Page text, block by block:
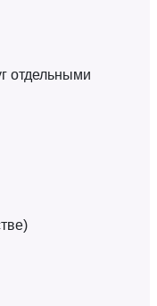
отдельными